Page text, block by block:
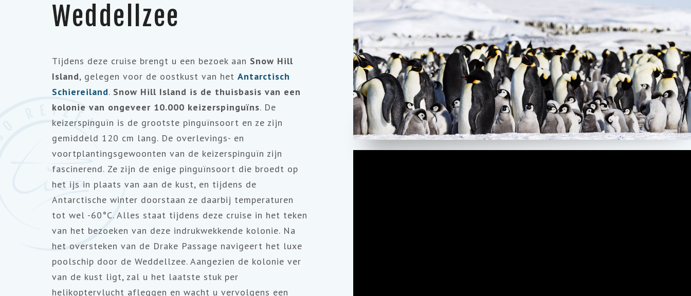
Weddellzee
Tijdens deze cruise brengt u een bezoek aan Snow Hill
Island, gelegen voor de oostkust van het Antarctisch
Schiereiland. Snow Hill Island is de thuisbasis van een
kolonie van ongeveer 10.000 keizerspinguïns. De
keizerspinguïn is de grootste pinguïnsoort en ze zijn
gemiddeld 120 cm lang. De overlevings- en
voortplantingsgewoonten van de keizerspinguïn zijn
fascinerend. Ze zijn de enige pinguïnsoort die broedt op
het ijs in plaats van aan de kust, en tijdens de
Antarctische winter doorstaan ze daarbij temperaturen
tot wel -60°C. Alles staat tijdens deze cruise in het teken
van het bezoeken van deze indrukwekkende kolonie. Na
het oversteken van de Drake Passage navigeert het luxe
poolschip door de Weddellzee. Aangezien de kolonie ver
van de kust ligt, zal u het laatste stuk per
helikoptervlucht afleggen en wacht u vervolgens een